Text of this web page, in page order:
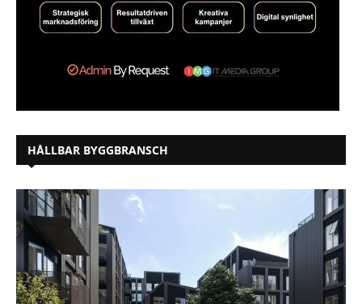
HÅLLBAR BYGGBRANSCH